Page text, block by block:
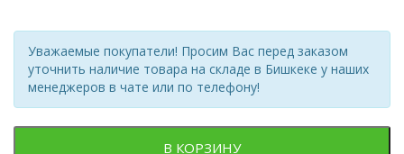
Уважаемые покупатели! Просим Вас перед заказом
уточнить наличие товара на складе в Бишкеке у наших
менеджеров в чате или по телефону!
В КОРЗИНУ